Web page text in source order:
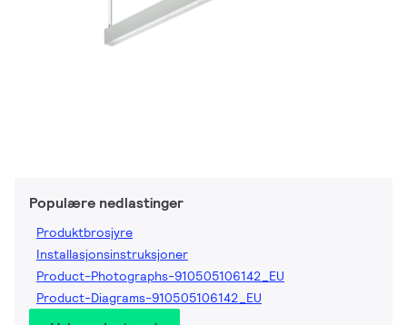
Populære nedlastinger
Produktbrosjyre
Installasjonsinstruksjoner
Product-Photographs-910505106142_EU
Product-Diagrams-910505106142_EU